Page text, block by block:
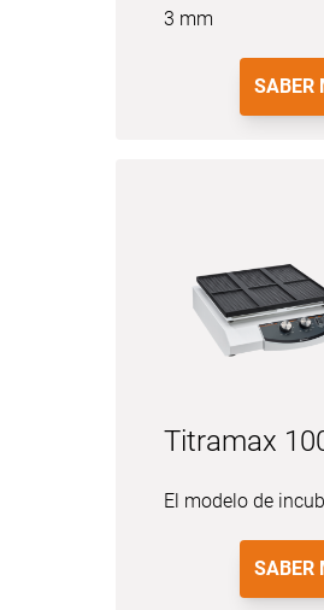
3 mm
SABER
Titramax
El modelo de
SABER